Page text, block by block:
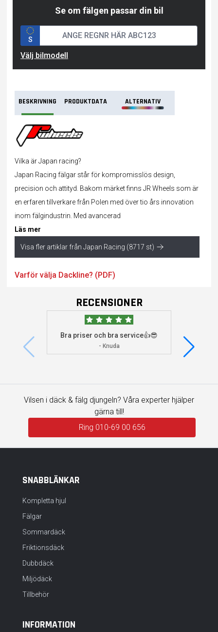
Se om fälgen passar din bil
S
Välj bilmodell
BESKRIVNING PRODUKTDATA ALTERNATIV
Vilka är Japan racing?
Japan Racing fälgar står för kompromisslös design,
precision och attityd. Bakom märket finns JR Wheels som är
en erfaren tillverkare från Polen med över tio års innovation
inom fälgindustrin. Med avancerad
Läs mer
Visa fler artiklar från Japan Racing (8717 st)
Varför välja Dackline? (PDF)
RECENSIONER
Bra priser och bra service👍😎
- Knuda
Vilsen i däck & fälg djungeln? Våra experter hjälper
gärna till!
Ring 010-69 00 656
SNABBLÄNKAR
Kompletta hjul
Fälgar
Sommardäck
Friktionsdäck
Dubbdäck
Miljödäck
Tillbehör
INFORMATION